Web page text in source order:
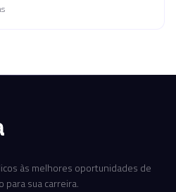
às melhores oportunidades de
para sua carreira.